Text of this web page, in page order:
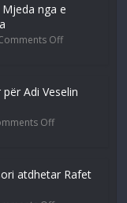
nga e
Off
Adi Veselin
Off
atdhetar Rafet